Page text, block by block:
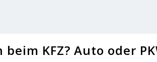
beim KFZ? Auto oder